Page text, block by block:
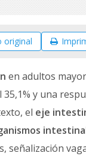
original
en adultos
35,1% y una
el eje
señalización